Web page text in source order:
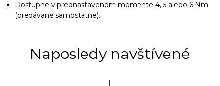
Dostupné v prednastavenom momente 4, 5 alebo 6 Nm
(predávané samostatne).
Naposledy navštívené